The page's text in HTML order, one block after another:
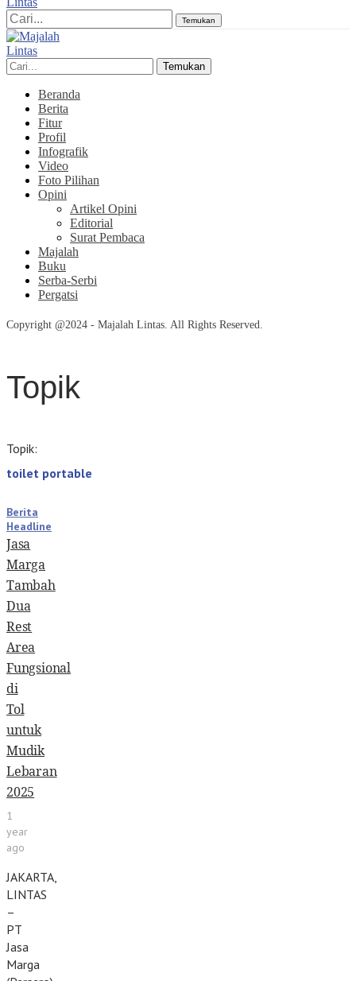
Temukan
Temukan
Beranda
Berita
Fitur
Profil
Infografik
Video
Foto Pilihan
Opini
Artikel Opini
Editorial
Surat Pembaca
Majalah
Buku
Serba-Serbi
Pergatsi
Copyright @2024 - Majalah Lintas. All Rights Reserved.
Topik
Topik:
toilet portable
Berita
Headline
Jasa
Marga
Tambah
Dua
Rest
Area
Fungsional
di
Tol
untuk
Mudik
Lebaran
2025
1
year
ago
JAKARTA,
LINTAS
–
PT
Jasa
Marga